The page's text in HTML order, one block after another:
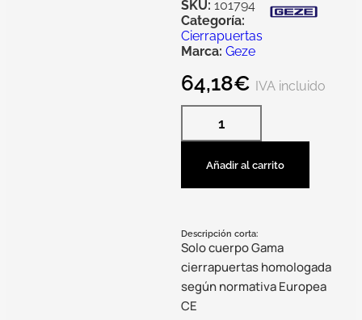
SKU: 101794
Categoría:
Cierrapuertas
Marca: Geze
64,18€ IVA incluido
Añadir al carrito
Descripción corta:
Solo cuerpo Gama
cierrapuertas homologada
según normativa Europea
CE